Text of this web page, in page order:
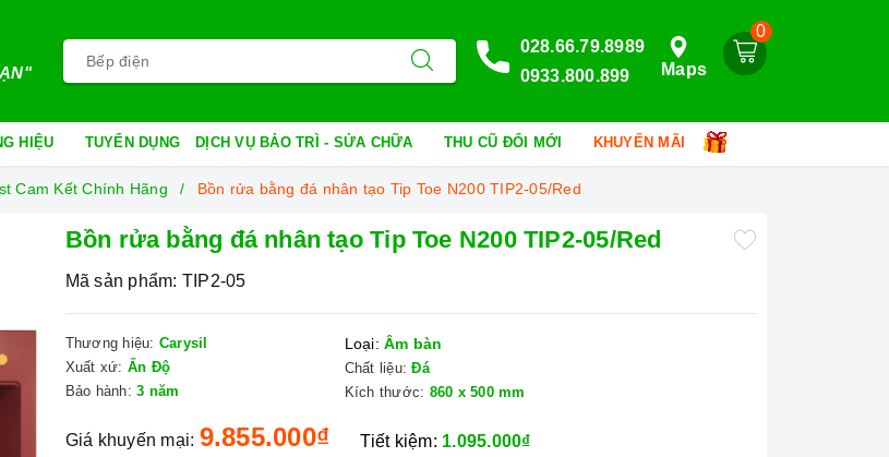
0
Maps
028.66.79.8989
0933.800.899
HIỆU TUYỂN DỤNG DỊCH VỤ BẢO TRÌ - SỬA CHỮA THU CŨ ĐỔI MỚI KHUYẾN MÃI
Cam Kết Chính Hãng Bồn rửa bằng đá nhân tạo Tip Toe N200 TIP2-05/Red
Bồn rửa bằng đá nhân tạo Tip Toe N200 TIP2-05/Red
Mã sản phẩm: TIP2-05
Thương hiệu: Carysil
Xuất xứ: Ấn Độ
Bảo hành: 3 năm
Loại: Âm bàn
Chất liệu: Đá
Kích thước: 860 x 500 mm
Giá khuyến mại: 9.855.000₫ Tiết kiệm: 1.095.000₫